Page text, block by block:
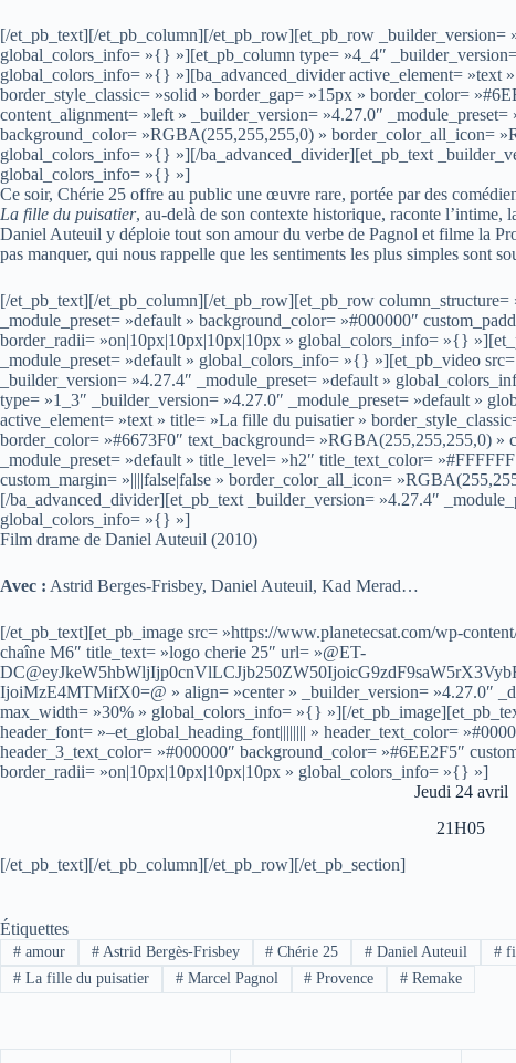
[/et_pb_text][/et_pb_column][/et_pb_row][et_pb_row _builder_version=
global_colors_info= »{} »][et_pb_column type= »4_4″
global_colors_info= »{} »][ba_advanced_divider active_element= »text
border_style_classic= »solid » border_gap= »15px » border_color=
content_alignment= »left » _builder_version= »4.27.0″
background_color= »RGBA(255,255,255,0) » border_color_all_icon=
global_colors_info= »{} »][/ba_advanced_divider][et_pb_text
global_colors_info= »{} »]
Ce soir, Chérie 25 offre au public une œuvre rare, portée par des
La fille du puisatier, au-delà de son contexte historique, raconte
Daniel Auteuil y déploie tout son amour du verbe de Pagnol et filme la
pas manquer, qui nous rappelle que les sentiments les plus simples sont
[/et_pb_text][/et_pb_column][/et_pb_row][et_pb_row column_structure=
_module_preset= »default » background_color= »#000000″
border_radii= »on|10px|10px|10px|10px » global_colors_info= »{}
_module_preset= »default » global_colors_info= »{} »][et_pb_video
_builder_version= »4.27.4″ _module_preset= »default »
type= »1_3″ _builder_version= »4.27.0″ _module_preset= »default »
active_element= »text » title= »La fille du puisatier »
border_color= »#6673F0″ text_background= »RGBA(255,255,255,0) »
_module_preset= »default » title_level= »h2″ title_text_color=
custom_margin= »||||false|false » border_color_all_icon=
[/ba_advanced_divider][et_pb_text _builder_version= »4.27.4″
global_colors_info= »{} »]
Film drame de Daniel Auteuil (2010)
Avec : Astrid Berges-Frisbey, Daniel Auteuil, Kad Merad…
[/et_pb_text][et_pb_image src= »https://www.planetecsat.com/wp-
chaîne M6″ title_text= »logo cherie 25″ url= »@ET-
IjoiMzE4MTMifX0=@ » align= »center » _builder_version= »4.27.0″
max_width= »30% » global_colors_info= »{} »][/
header_font= »–et_global_heading_font|||||||| » header_text_color=
header_3_text_color= »#000000″ background_color= »#6EE2F5″
border_radii= »on|10px|10px|10px|10px » global_colors_info= »{} »]
Jeudi 24 avril
21H05
[/et_pb_text][/et_pb_column][/et_pb_row][/et_pb_section]
Étiquettes
#amour #Astrid Bergès-Frisbey # Chérie 25 # Daniel Auteuil #
#La fille du puisatier #Marcel Pagnol # Provence # Remake